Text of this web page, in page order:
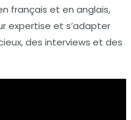
français et en anglais,
expertise et s’adapter
des interviews et des